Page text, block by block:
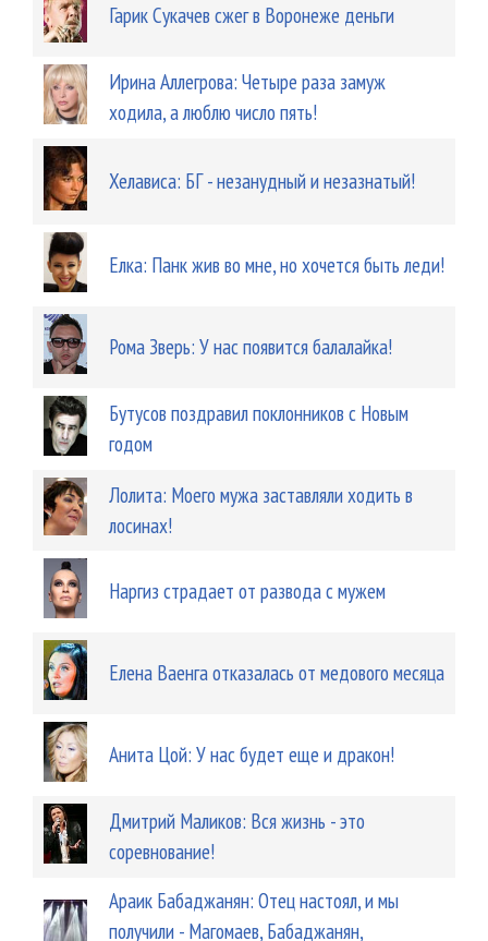
Гарик Сукачев сжег в Воронеже деньги
Ирина Аллегрова: Четыре раза замуж
ходила, а люблю число пять!
Хелависа: БГ - незанудный и незазнатый!
Елка: Панк жив во мне, но хочется быть леди!
Рома Зверь: У нас появится балалайка!
Бутусов поздравил поклонников с Новым
годом
Лолита: Моего мужа заставляли ходить в
лосинах!
Наргиз страдает от развода с мужем
Елена Ваенга отказалась от медового месяца
Анита Цой: У нас будет еще и дракон!
Дмитрий Маликов: Вся жизнь - это
соревнование!
Араик Бабаджанян: Отец настоял, и мы
получили - Магомаев, Бабаджанян,